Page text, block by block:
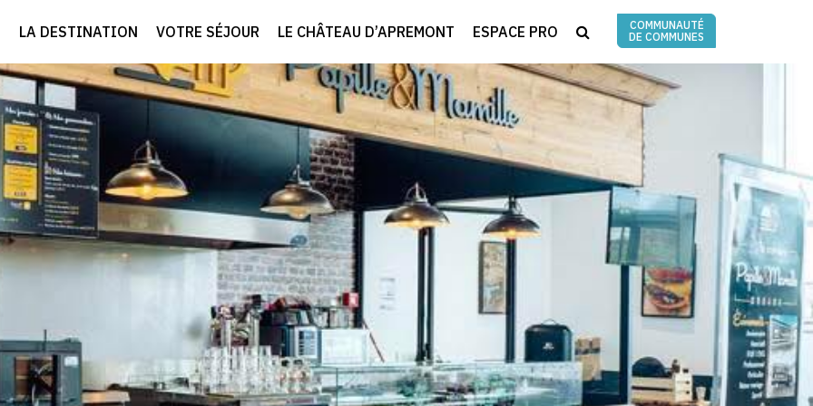
LA DESTINATION VOTRE SÉJOUR LE CHÂTEAU D’APREMONT ESPACE PRO RECHERCHE
COMMUNAUTÉ
DE COMMUNES